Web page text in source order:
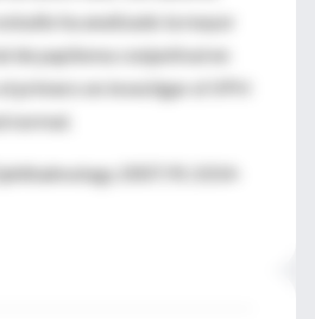
ha analizado la mayor
de papiloma conjuntival en
primero en investigar el VPH
normal.
2007;91:1014-